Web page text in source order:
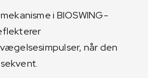
i BIOSWING-
når den